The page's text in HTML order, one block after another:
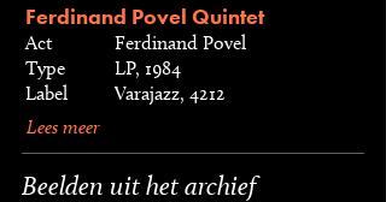
Ferdinand Povel Quintet
Act
Ferdinand Povel
Type
LP, 1984
Label
Varajazz, 4212
Lees meer
Beelden uit het archief